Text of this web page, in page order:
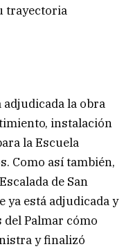
trayectoria
adjudicada la obra
instalación
la Escuela
Como así también,
de San
ya está adjudicada y
Palmar cómo
y finalizó